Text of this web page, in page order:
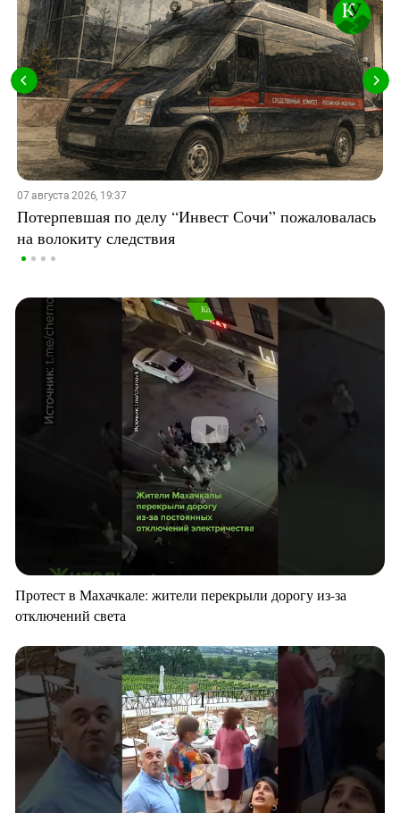
07 августа 2026, 19:37
Потерпевшая по делу “Инвест Сочи” пожаловалась
на волокиту следствия
Протест в Махачкале: жители перекрыли дорогу из-за
отключений света